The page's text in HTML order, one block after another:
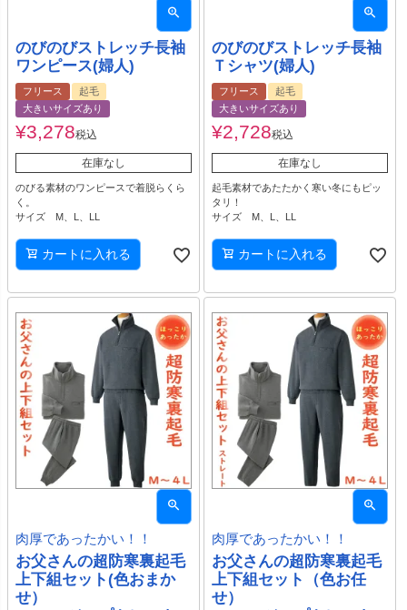
のびのびストレッチ長袖
ワンピース(婦人)
フリース
起毛
大きいサイズあり
¥3,278税込
在庫なし
のびる素材のワンピースで着脱らくら
く。
サイズ M、L、LL
カートに入れる
のびのびストレッチ長袖
Ｔシャツ(婦人)
フリース
起毛
大きいサイズあり
¥2,728税込
在庫なし
起毛素材であたたかく寒い冬にもピッ
タリ！
サイズ M、L、LL
カートに入れる
肉厚であったかい！！
お父さんの超防寒裏起毛
上下組セット(色おまか
せ）
肉厚であったかい！！
お父さんの超防寒裏起毛
上下組セット（色お任
せ）